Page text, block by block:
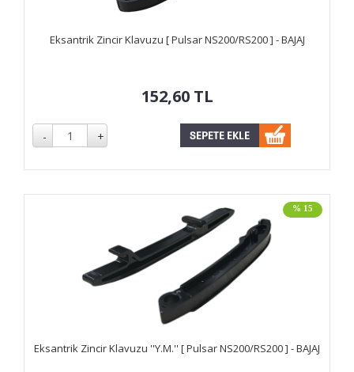
Eksantrik Zincir Klavuzu [ Pulsar NS200/RS200 ] - BAJAJ
152,60 TL
% 15
Eksantrik Zincir Klavuzu ''Y.M.'' [ Pulsar NS200/RS200 ] - BAJAJ